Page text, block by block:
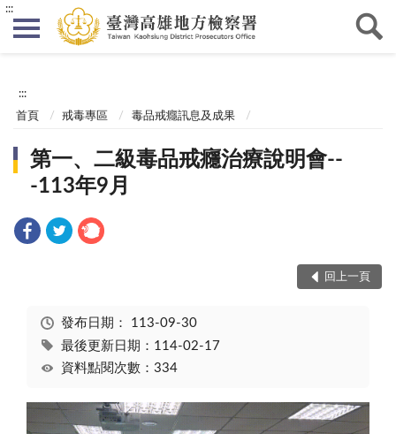
:::
:::
首頁 戒毒專區 毒品戒癮訊息及成果
第一、二級毒品戒癮治療說明會--
-113年9月
回上一頁
發布日期： 113-09-30
最後更新日期：114-02-17
資料點閱次數：334